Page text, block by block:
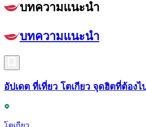
บทความแนะนำ
บทความแนะนำ
อัปเดต ที่เที่ยว โตเกียว จุดฮิตที่ต้องไ